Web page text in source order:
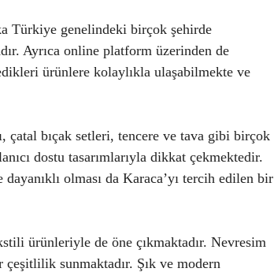
Türkiye genelindeki birçok şehirde
Ayrıca online platform üzerinden de
ürünlere kolaylıkla ulaşabilmekte ve
çatal bıçak setleri, tencere ve tava gibi birçok
dostu tasarımlarıyla dikkat çekmektedir.
olması da Karaca’yı tercih edilen bir
ürünleriyle de öne çıkmaktadır. Nevresim
sunmaktadır. Şık ve modern